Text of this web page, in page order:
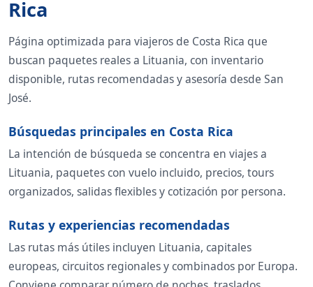
Rica
Página optimizada para viajeros de Costa Rica que
buscan paquetes reales a Lituania, con inventario
disponible, rutas recomendadas y asesoría desde San
José.
Búsquedas principales en Costa Rica
La intención de búsqueda se concentra en viajes a
Lituania, paquetes con vuelo incluido, precios, tours
organizados, salidas flexibles y cotización por persona.
Rutas y experiencias recomendadas
Las rutas más útiles incluyen Lituania, capitales
europeas, circuitos regionales y combinados por Europa.